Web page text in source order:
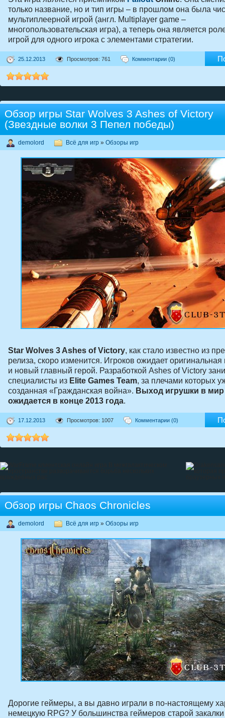
только название, но и тип игры – в прошлом она была
мультиплеерной игрой (англ. Multiplayer game –
многопользовательская игра), а теперь она является
игрой для одного игрока с элементами стратегии.
25.12.2013 Просмотров: 761 Комментарии (0)
Обзор игры Star Wolves 3 Ashes of Victory
(Звездные волки 3 Пепел победы)
demolord Всё для игр » Обзоры игр
Star Wolves 3 Ashes of Victory, как стало известно из
релиза, скоро изменится. Игроков ожидает
и новый главный герой. Разработкой Ashes of Victory
специалисты из Elite Games Team, за плечами которых
созданная «Гражданская война». Выход игрушки в мир
ожидается в конце 2013 года.
17.12.2013 Просмотров: 1007 Комментарии (0)
Обзор игры Chaos Chronicles
demolord Всё для игр » Обзоры игр
Дорогие геймеры, а вы давно играли в по-настоящему
немецкую RPG? У большинства геймеров старой